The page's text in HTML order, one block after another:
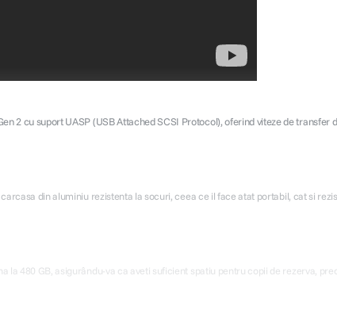
2 cu suport UASP (USB Attached SCSI Protocol), oferind viteze de transfer
din aluminiu rezistenta la socuri, ceea ce il face atat portabil, cat si
la 480 GB, asigurându-va ca aveti suficient spatiu pentru copii de rezerva,